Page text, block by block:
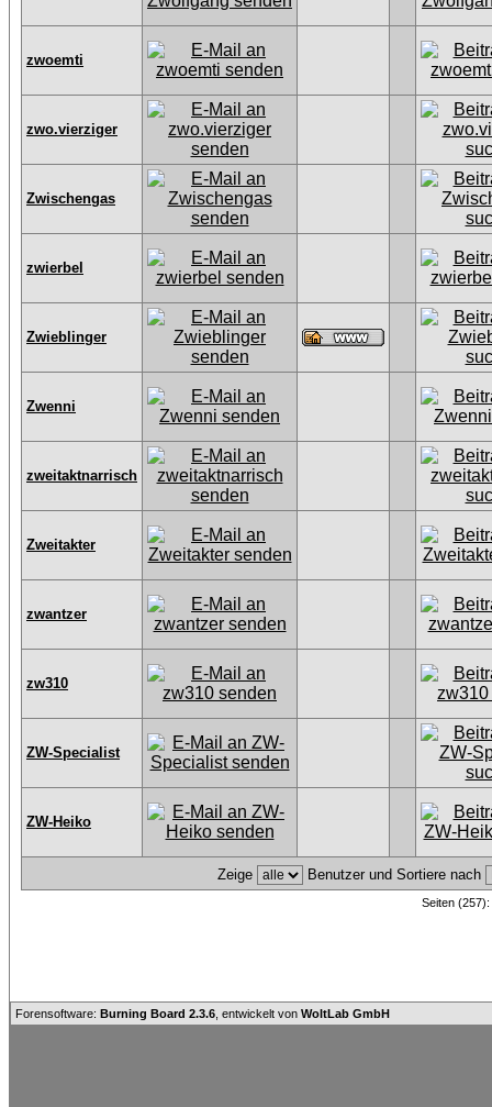
zwoemti
zwo.vierziger
Zwischengas
zwierbel
Zwieblinger
Zwenni
zweitaktnarrisch
Zweitakter
zwantzer
zw310
ZW-Specialist
ZW-Heiko
Zeige Benutzer und Sortiere nach
Seiten (257):
Forensoftware: Burning Board 2.3.6 , entwickelt von WoltLab GmbH